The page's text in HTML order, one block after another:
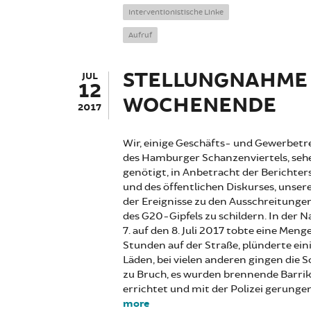
Interventionistische Linke
Aufruf
JUL
12
2017
WOCHENENDE
Wir, einige Geschäfts- und
des Hamburger Schanzenviertels,
genötigt, in Anbetracht der
und des öffentlichen Diskurses,
der Ereignisse zu den
des G20-Gipfels zu schildern. In der
7. auf den 8. Juli 2017 tobte eine
Stunden auf der Straße, plünderte
Läden, bei vielen anderen gingen die
zu Bruch, es wurden brennende
errichtet und mit der Polizei
more